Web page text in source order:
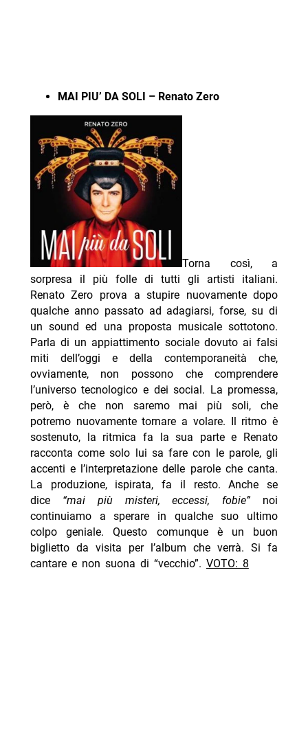
MAI PIU’ DA SOLI – Renato Zero
Torna così, a
sorpresa il più folle di tutti gli artisti italiani.
Renato Zero prova a stupire nuovamente dopo
qualche anno passato ad adagiarsi, forse, su di
un sound ed una proposta musicale sottotono.
Parla di un appiattimento sociale dovuto ai falsi
miti dell’oggi e della contemporaneità che,
ovviamente, non possono che comprendere
l’universo tecnologico e dei social. La promessa,
però, è che non saremo mai più soli, che
potremo nuovamente tornare a volare. Il ritmo è
sostenuto, la ritmica fa la sua parte e Renato
racconta come solo lui sa fare con le parole, gli
accenti e l’interpretazione delle parole che canta.
La produzione, ispirata, fa il resto. Anche se
dice “mai più misteri, eccessi, fobie” noi
continuiamo a sperare in qualche suo ultimo
colpo geniale. Questo comunque è un buon
biglietto da visita per l’album che verrà. Si fa
cantare e non suona di “vecchio”. VOTO: 8